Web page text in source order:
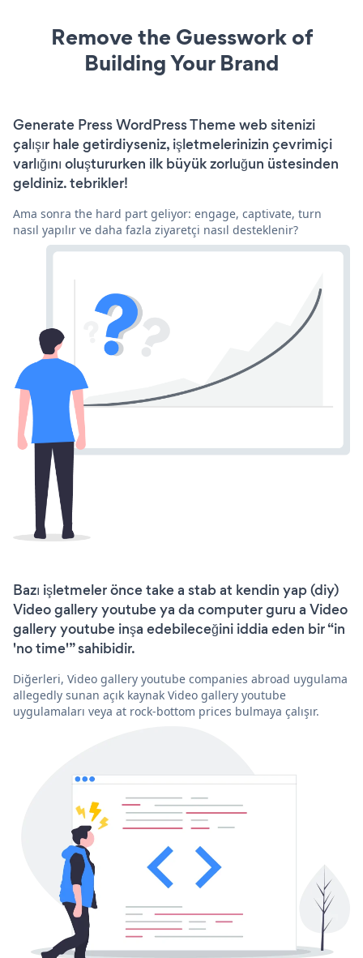
Remove the Guesswork of
Building Your Brand
Generate Press WordPress Theme web sitenizi
çalışır hale getirdiyseniz, işletmelerinizin çevrimiçi
varlığını oluştururken ilk büyük zorluğun üstesinden
geldiniz. tebrikler!
Ama sonra the hard part geliyor: engage, captivate, turn
nasıl yapılır ve daha fazla ziyaretçi nasıl desteklenir?
Bazı işletmeler önce take a stab at kendin yap (diy)
Video gallery youtube ya da computer guru a Video
gallery youtube inşa edebileceğini iddia eden bir “in
'no time'” sahibidir.
Diğerleri, Video gallery youtube companies abroad uygulama
allegedly sunan açık kaynak Video gallery youtube
uygulamaları veya at rock-bottom prices bulmaya çalışır.